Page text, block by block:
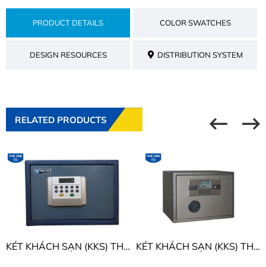
PRODUCT DETAILS COLOR SWATCHES
DESIGN RESOURCES DISTRIBUTION SYSTEM
RELATED PRODUCTS
KÉT KHÁCH SẠN (KKS) THE ONE KKS01 KÉT KHÁCH SẠN (KKS) THE ONE KKS02